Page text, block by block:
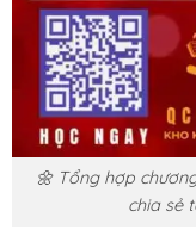
🌼 Tổng hợp
chia sẻ